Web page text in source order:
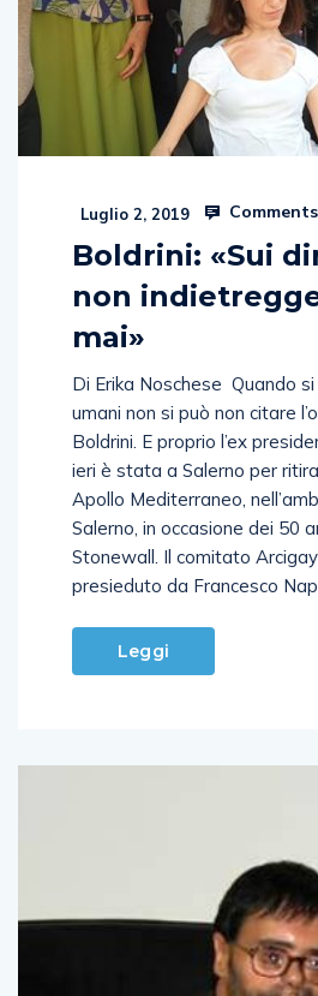
Luglio 2, 2019
Boldrini: «Sui
non
mai»
Di Erika Noschese Quando
umani non si può non citare
Boldrini. E proprio l’ex
ieri è stata a Salerno per
Apollo Mediterraneo,
Salerno, in occasione dei 50
Stonewall. Il comitato
presieduto da Francesco
Leggi